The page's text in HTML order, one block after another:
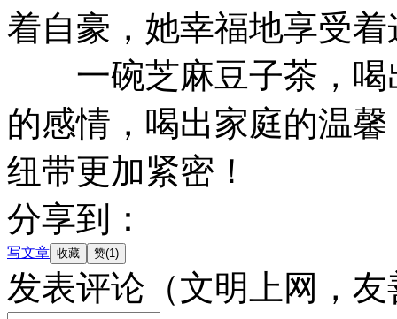
着自豪，她幸福地享受
一碗芝麻豆子茶，喝
的感情，喝出家庭的温
纽带更加紧密！
分享到：
写文章
发表评论 （文明上网，